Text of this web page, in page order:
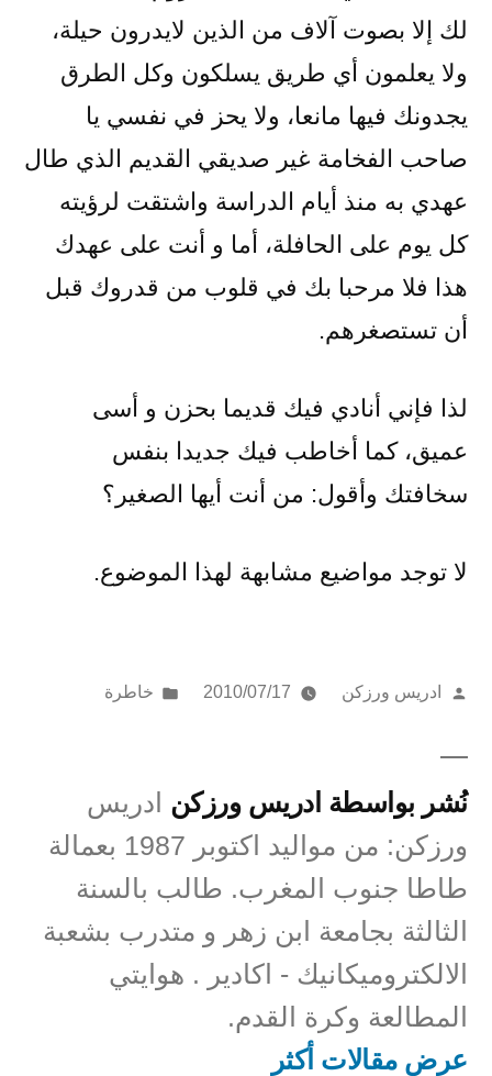
لك إلا بصوت آلاف من الذين لايدرون حيلة،
ولا يعلمون أي طريق يسلكون وكل الطرق
يجدونك فيها مانعا، ولا يحز في نفسي يا
صاحب الفخامة غير صديقي القديم الذي طال
عهدي به منذ أيام الدراسة واشتقت لرؤيته
كل يوم على الحافلة، أما و أنت على عهدك
هذا فلا مرحبا بك في قلوب من قدروك قبل
أن تستصغرهم.
لذا فإني أنادي فيك قديما بحزن و أسى
عميق، كما أخاطب فيك جديدا بنفس
سخافتك وأقول: من أنت أيها الصغير؟
لا توجد مواضيع مشابهة لهذا الموضوع.
تمّ
بواسطة
ادريس ورزكن 2010/07/17
نُشر
خاطرة
نُشر بواسطة ادريس ورزكن ادريس
ورزكن: من مواليد اكتوبر 1987 بعمالة
طاطا جنوب المغرب. طالب بالسنة
الثالثة بجامعة ابن زهر و متدرب بشعبة
الالكتروميكانيك - اكادير . هوايتي
المطالعة وكرة القدم.
عرض مقالات أكثر